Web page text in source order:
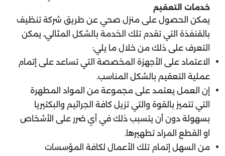
خدمات التعقيم
يمكن الحصول على منزل صحي عن طريق شركة تنظيف
بالقنفذة التي تقدم تلك الخدمة بالشكل المثالي، يمكن
التعرف على ذلك من خلال ما يلي:
الاعتماد على الأجهزة المخصصة التي تساعد على إتمام
عملية التعقيم بالشكل المناسب.
إن العمل يعتمد على مجموعة من المواد المطهرة
التي تتميز بالقوة والتي تزيل كافة الجراثيم والبكتيريا
بسهولة دون أن يتسبب ذلك في أي ضرر على الأشخاص
او القطع المراد تطهيرها.
من السهل إتمام تلك الأعمال لكافة المؤسسات